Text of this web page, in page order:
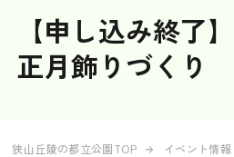
【申し込み終了
正月飾りづくり
狭山丘陵の都立公園TOP イベント情報